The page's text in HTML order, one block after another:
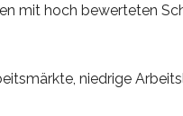
mit hoch bewerteten
niedrige